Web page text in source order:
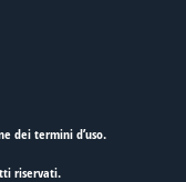
deitermini d’uso.
riservati.